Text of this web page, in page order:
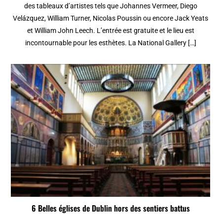
des tableaux d’artistes tels que Johannes Vermeer, Diego
Velázquez, William Turner, Nicolas Poussin ou encore Jack Yeats
et William John Leech. L’entrée est gratuite et le lieu est
incontournable pour les esthètes. La National Gallery […]
6 Belles églises de Dublin hors des sentiers battus